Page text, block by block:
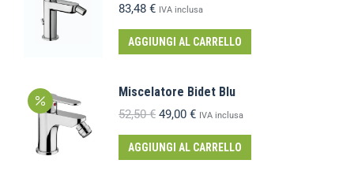
83,48 € IVA inclusa
AGGIUNGI AL CARRELLO
Miscelatore Bidet Blu
52,50€ 49,00 € IVA inclusa
AGGIUNGI AL CARRELLO